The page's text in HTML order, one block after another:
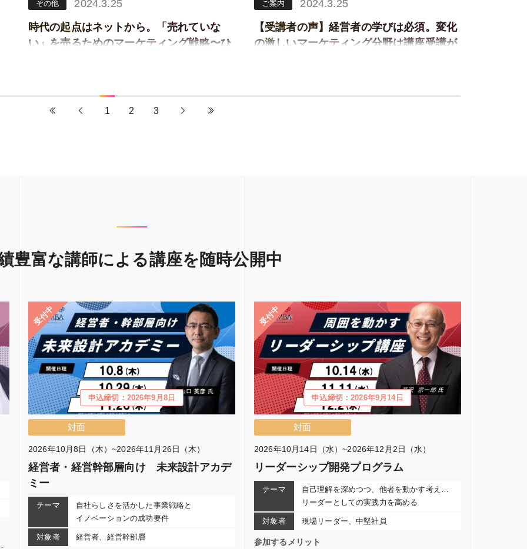
その他 2024.3.25
時代の起点はネットから。「売れていな
い」を売るためのマーケティング戦略〜ひ
ご案内 2024.3.25
【受講者の声】経営者の学びは必須。変化
の激しいマーケティング分野は講座受講が
1 2 3
豊富な講師による講座を随時公開中
申込締切：2026年9月8日
受付中
対面
2026年10月8日（木）~2026年11月26日（木）
経営者・経営幹部層向け 未来設計アカデ
ミー
テーマ
自社らしさを活かした事業戦略と
イノベーションの成功要件
対象者 経営者、経営幹部層
申込締切：2026年9月14日
受付中
対面
2026年10月14日（水）~2026年12月2日（水）
リーダーシップ開発プログラム
テーマ
リーダーとしての実践力を高める
対象者 現場リーダー、中堅社員
参加するメリット